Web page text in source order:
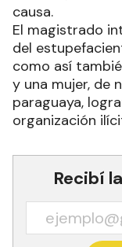
causa.
El magistrado
del
como así
y una mujer, de
paraguaya,
organización
Recibí